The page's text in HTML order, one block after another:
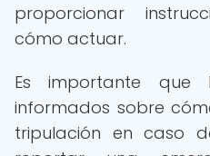
proporcionar
cómo actuar.
Es importante que
informados sobre
tripulación en caso